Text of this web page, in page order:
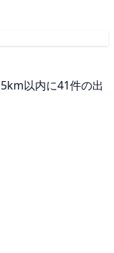
5km以内に41件の出